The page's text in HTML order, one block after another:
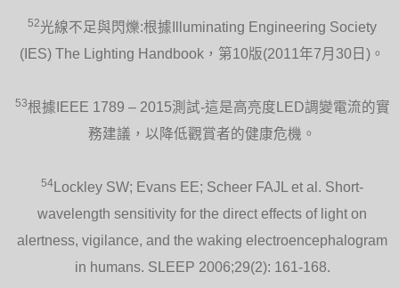
52光線不足與閃爍:根據Illuminating Engineering Society
(IES) The Lighting Handbook，第10版(2011年7月30日)。
53根據IEEE 1789 – 2015測試-這是高亮度LED調變電流的實
務建議，以降低觀賞者的健康危機。
54
Lockley SW; Evans EE; Scheer FAJL et al. Short-
wavelength sensitivity for the direct effects of light on
alertness, vigilance, and the waking electroencephalogram
in humans. SLEEP 2006;29(2): 161-168.